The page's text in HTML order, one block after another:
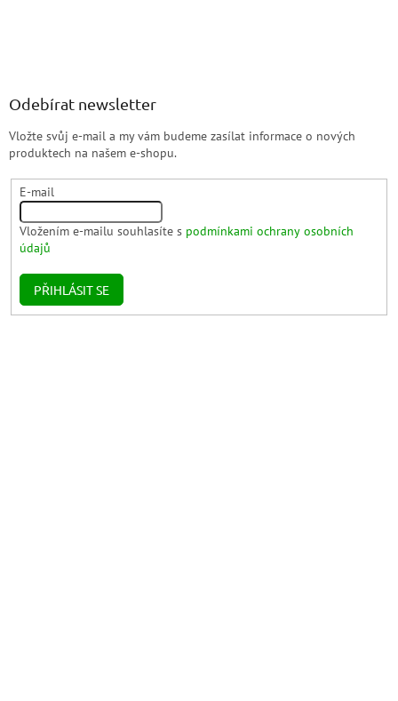
Odebírat newsletter
Vložte svůj e-mail a my vám budeme zasílat informace o nových
produktech na našem e-shopu.
E-mail
Vložením e-mailu souhlasíte s podmínkami ochrany osobních
údajů
PŘIHLÁSIT SE